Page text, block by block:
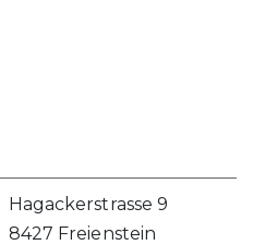
Hagackerstrasse 9
8427 Freienstein